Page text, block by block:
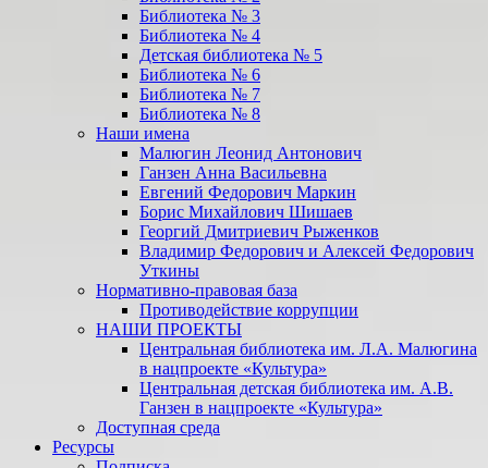
Библиотека № 3
Библиотека № 4
Детская библиотека № 5
Библиотека № 6
Библиотека № 7
Библиотека № 8
Наши имена
Малюгин Леонид Антонович
Ганзен Анна Васильевна
Евгений Федорович Маркин
Борис Михайлович Шишаев
Георгий Дмитриевич Рыженков
Владимир Федорович и Алексей Федорович
Уткины
Нормативно-правовая база
Противодействие коррупции
НАШИ ПРОЕКТЫ
Центральная библиотека им. Л.А. Малюгина
в нацпроекте «Культура»
Центральная детская библиотека им. А.В.
Ганзен в нацпроекте «Культура»
Доступная среда
Ресурсы